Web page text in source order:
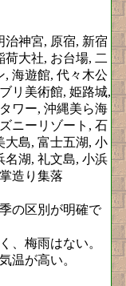
治神宮, 原宿, 新宿
荷大社, お台場, 二
, 海遊館, 代々木公
リ美術館, 姫路城,
ワー, 沖縄美ら海
ニーリゾート, 石
大島, 富士五湖, 小
名湖, 礼文島, 小浜
造り集落
の区別が明確で
、梅雨はない。
温が高い。